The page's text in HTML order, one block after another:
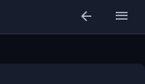
arrow_back menu